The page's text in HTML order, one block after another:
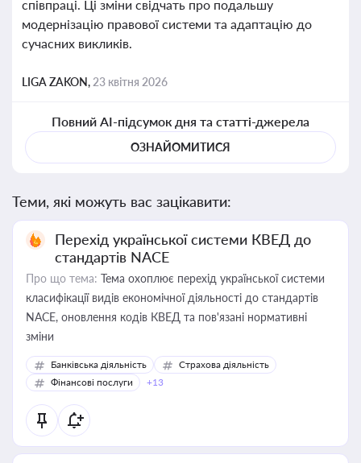
співпраці. Ці зміни свідчать про подальшу
модернізацію правової системи та адаптацію до
сучасних викликів.
LIGA ZAKON, 23 квітня 2026
Повний AI-підсумок дня та статті-джерела
ОЗНАЙОМИТИСЯ
Теми, які можуть вас зацікавити:
Перехід української системи КВЕД до
стандартів NACE
Про що тема: Тема охоплює перехід української системи
класифікації видів економічної діяльності до стандартів
NACE, оновлення кодів КВЕД та пов'язані нормативні
зміни
Банківська діяльність
Страхова діяльність
Фінансові послуги
+13